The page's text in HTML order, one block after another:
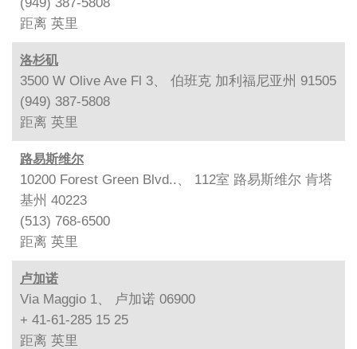
距离 英里
洛杉矶
3500 W Olive Ave Fl 3、 伯班克 加利福尼亚州 91505
(949) 387-5808
距离 英里
路易斯维尔
10200 Forest Green Blvd..、 112室 路易斯维尔 肯塔
基州 40223
(513) 768-6500
距离 英里
卢加诺
Via Maggio 1、 卢加诺 06900
+ 41-61-285 15 25
距离 英里